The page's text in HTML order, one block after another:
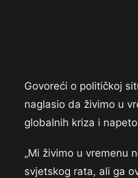
Govoreći o političkoj
naglasio da živimo u
globalnih kriza i
„Mi živimo u vremenu
svjetskog rata, ali ga